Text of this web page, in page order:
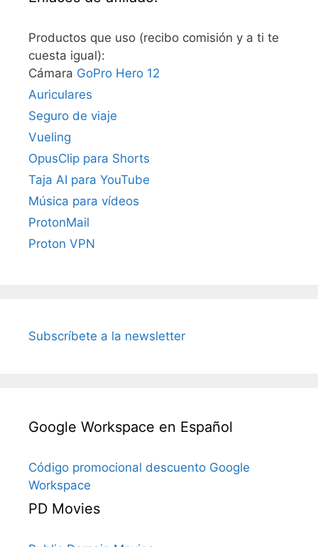
Productos que uso (recibo comisión y a ti te
cuesta igual):
Cámara GoPro Hero 12
Auriculares
Seguro de viaje
Vueling
OpusClip para Shorts
Taja AI para YouTube
Música para vídeos
ProtonMail
Proton VPN
Subscríbete a la newsletter
Google Workspace en Español
Código promocional descuento Google
Workspace
PD Movies